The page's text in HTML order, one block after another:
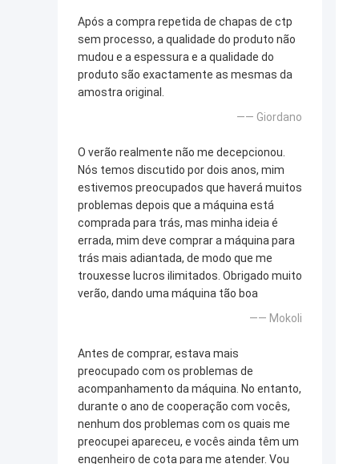
Após a compra repetida de chapas de ctp
sem processo, a qualidade do produto não
mudou e a espessura e a qualidade do
produto são exactamente as mesmas da
amostra original.
—— Giordano
O verão realmente não me decepcionou.
Nós temos discutido por dois anos, mim
estivemos preocupados que haverá muitos
problemas depois que a máquina está
comprada para trás, mas minha ideia é
errada, mim deve comprar a máquina para
trás mais adiantada, de modo que me
trouxesse lucros ilimitados. Obrigado muito
verão, dando uma máquina tão boa
—— Mokoli
Antes de comprar, estava mais
preocupado com os problemas de
acompanhamento da máquina. No entanto,
durante o ano de cooperação com vocês,
nenhum dos problemas com os quais me
preocupei apareceu, e vocês ainda têm um
engenheiro de cota para me atender. Vou